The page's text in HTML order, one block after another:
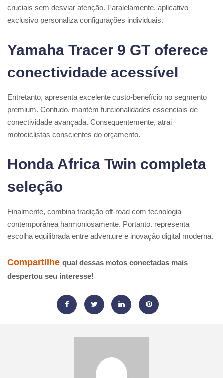
cruciais sem desviar atenção. Paralelamente, aplicativo
exclusivo personaliza configurações individuais.
Yamaha Tracer 9 GT oferece
conectividade acessível
Entretanto, apresenta excelente custo-benefício no segmento
premium. Contudo, mantém funcionalidades essenciais de
conectividade avançada. Consequentemente, atrai
motociclistas conscientes do orçamento.
Honda Africa Twin completa
seleção
Finalmente, combina tradição off-road com tecnologia
contemporânea harmoniosamente. Portanto, representa
escolha equilibrada entre adventure e inovação digital moderna.
Compartilhe qual dessas motos conectadas mais
despertou seu interesse!